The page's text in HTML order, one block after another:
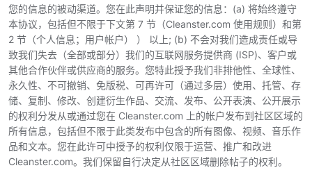
您的信息的被动渠道。您在此声明并保证您的信息：(a) 将始终遵守
本协议，包括但不限于下文第 7 节（Cleanster.com 使用规则）和第
2 节（个人信息；用户帐户） ） 以上; (b) 不会对我们造成责任或导
致我们失去（全部或部分）我们的互联网服务提供商 (ISP)、客户或
其他合作伙伴或供应商的服务。您特此授予我们非排他性、全球性、
永久性、不可撤销、免版税、可再许可（通过多层）使用、托管、存
储、复制、修改、创建衍生作品、交流、发布、公开表演、公开展示
的权利分发从或通过您在 Cleanster.com 上的帐户发布到社区区域的
所有信息，包括但不限于此类发布中包含的所有图像、视频、音乐作
品和文本。您在此许可中授予的权利仅限于运营、推广和改进
Cleanster.com。我们保留自行决定从社区区域删除帖子的权利。